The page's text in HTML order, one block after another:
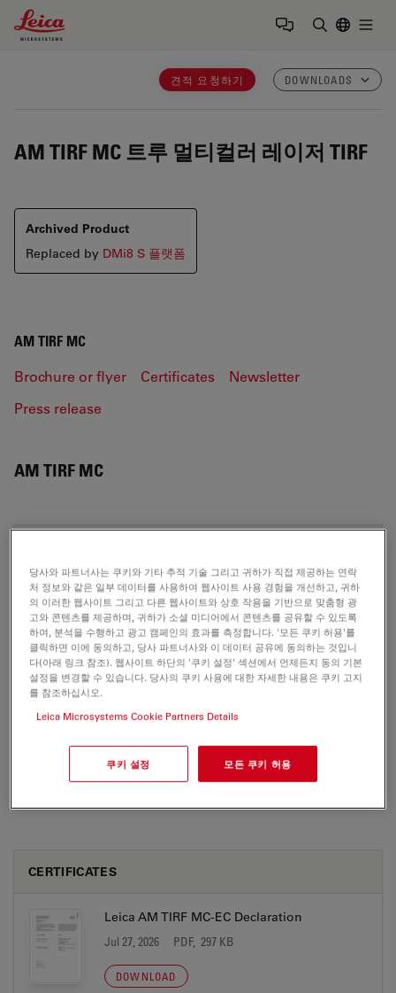
Leica Microsystems Logo
견적 요청하기 DOWNLOADS
AM TIRF MC 트루 멀티컬러 레이저 TIRF
Archived Product
Replaced by DMi8 S 플랫폼
AM TIRF MC
Brochure or flyer Certificates
Newsletter
Press release
AM TIRF MC
High Super Resolution-brochure.en
Jul 27, 2026 PDF, 859 KB
DOWNLOAD
DOWNLOAD
CERTIFICATES
Leica AM TIRF MC-EC Declaration
Jul 27, 2026 PDF, 297 KB
DOWNLOAD
당사와 파트너사는 쿠키와 기타 추적 기술 그리고 귀하가 직접 제공하는 연락
처 정보와 같은 일부 데이터를 사용하여 웹사이트 사용 경험을 개선하고, 귀하
의 이러한 웹사이트 그리고 다른 웹사이트와 상호 작용을 기반으로 맞춤형 광
고와 콘텐츠를 제공하며, 귀하가 소셜 미디어에서 콘텐츠를 공유할 수 있도록
하여, 분석을 수행하고 광고 캠페인의 효과를 측정합니다. '모든 쿠키 허용'를
클릭하면 이에 동의하고, 당사 파트너사와 이 데이터 공유에 동의하는 것입니
다(아래 링크 참조). 웹사이트 하단의 '쿠키 설정' 섹션에서 언제든지 동의 기본
설정을 변경할 수 있습니다. 당사의 쿠키 사용에 대한 자세한 내용은 쿠키 고지
를 참조하십시오.
Leica Microsystems Cookie Partners Details
쿠키 설정 모든 쿠키 허용